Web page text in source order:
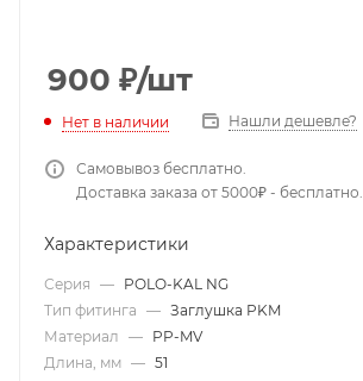
900 ₽/шт
Нет в наличии Нашли дешевле?
Самовывоз бесплатно.
Доставка заказа от 5000₽ - бесплатно.
Характеристики
Серия — POLO-KAL NG
Тип фитинга — Заглушка PKM
Материал — PP-MV
Длина, мм — 51